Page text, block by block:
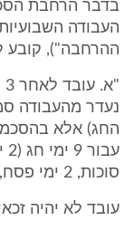
בדבר הרחבת
העבודה
ההרחבה"), קובע
נעדר מהעבודה
החג) אלא
סוכות, 2 ימי פסח, חג שבועות ויום העצמאות).
עובד לא יהיה